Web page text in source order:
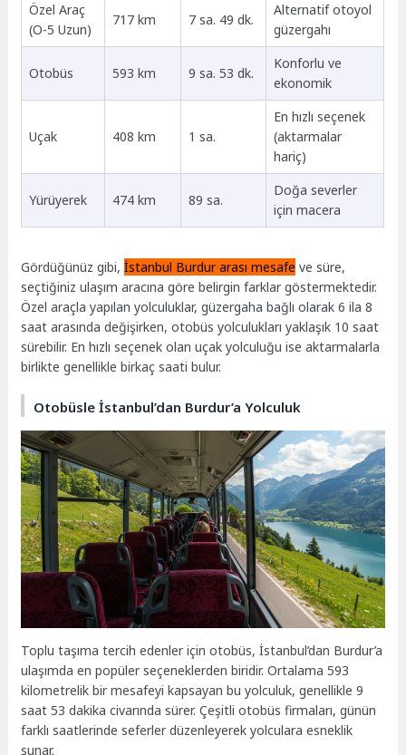
Özel Araç
(O-5 Uzun)
717 km 7 sa. 49 dk.
Alternatif otoyol
güzergahı
Otobüs 593 km 9 sa. 53 dk.
Konforlu ve
ekonomik
Uçak 408 km 1 sa.
En hızlı seçenek
(aktarmalar
hariç)
Yürüyerek 474 km 89 sa.
Doğa severler
için macera
Gördüğünüz gibi,İstanbul Burdur arası mesafe ve süre,
seçtiğiniz ulaşım aracına göre belirgin farklar göstermektedir.
Özel araçla yapılan yolculuklar, güzergaha bağlı olarak 6 ila 8
saat arasında değişirken, otobüs yolculukları yaklaşık 10 saat
sürebilir. En hızlı seçenek olan uçak yolculuğu ise aktarmalarla
birlikte genellikle birkaç saati bulur.
Otobüsle İstanbul’dan Burdur’a Yolculuk
Toplu taşıma tercih edenler için otobüs, İstanbul’dan Burdur’a
ulaşımda en popüler seçeneklerden biridir. Ortalama 593
kilometrelik bir mesafeyi kapsayan bu yolculuk, genellikle 9
saat 53 dakika civarında sürer. Çeşitli otobüs firmaları, günün
farklı saatlerinde seferler düzenleyerek yolculara esneklik
sunar.